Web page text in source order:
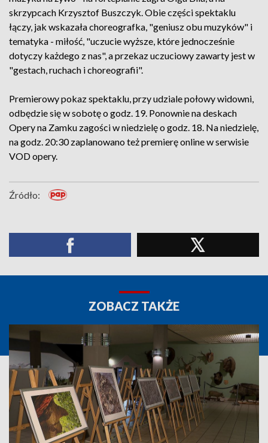
skrzypcach Krzysztof Buszczyk. Obie części spektaklu
łączy, jak wskazała choreografka, "geniusz obu muzyków" i
tematyka - miłość, "uczucie wyższe, które jednocześnie
dotyczy każdego z nas", a przekaz uczuciowy zawarty jest w
"gestach, ruchach i choreografii".
Premierowy pokaz spektaklu, przy udziale połowy widowni,
odbędzie się w sobotę o godz. 19. Ponownie na deskach
Opery na Zamku zagości w niedzielę o godz. 18. Na niedzielę,
na godz. 20:30 zaplanowano też premierę online w serwisie
VOD opery.
Źródło:
ZOBACZ TAKŻE